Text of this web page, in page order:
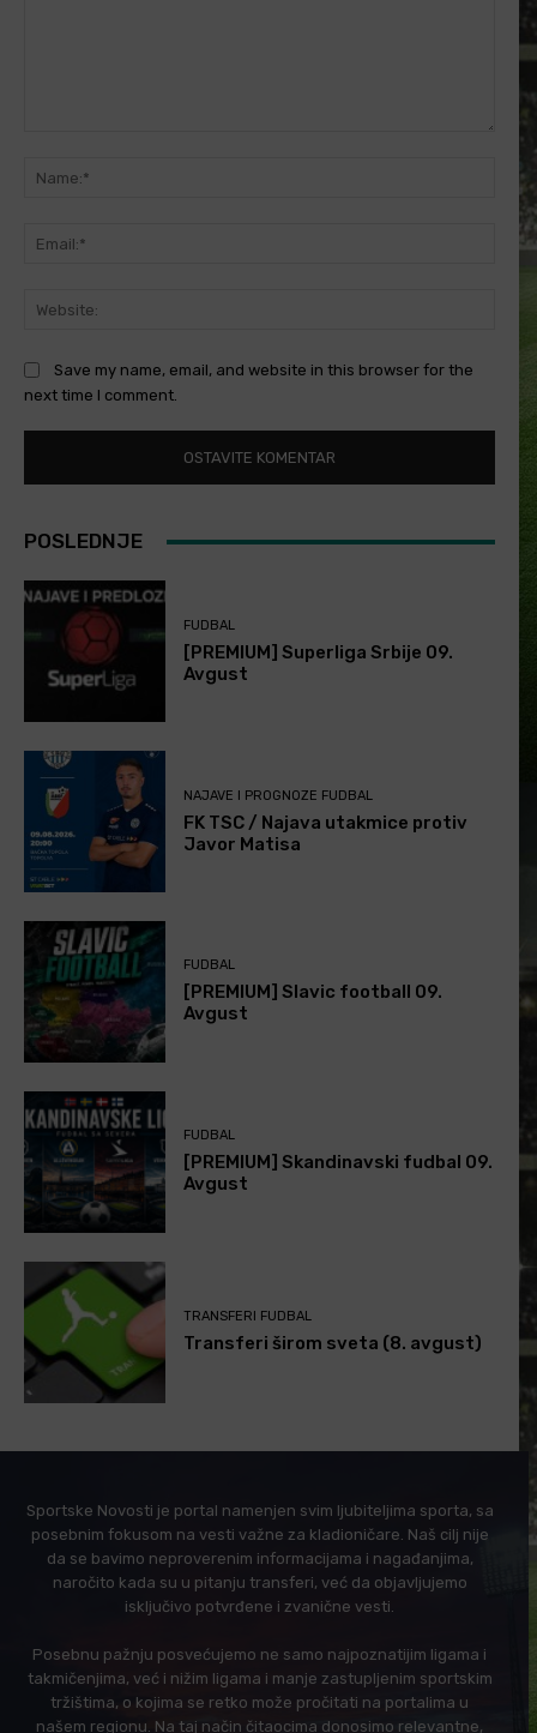
Save my name, email, and website in this browser for the
next time I comment.
POSLEDNJE
FUDBAL
[PREMIUM] Superliga Srbije 09.
Avgust
NAJAVE I PROGNOZE FUDBAL
FK TSC / Najava utakmice protiv
Javor Matisa
FUDBAL
[PREMIUM] Slavic football 09.
Avgust
FUDBAL
[PREMIUM] Skandinavski fudbal 09.
Avgust
TRANSFERI FUDBAL
Transferi širom sveta (8. avgust)
Sportske Novosti je portal namenjen svim ljubiteljima sporta, sa
posebnim fokusom na vesti važne za kladioničare. Naš cilj nije
da se bavimo neproverenim informacijama i nagađanjima,
naročito kada su u pitanju transferi, već da objavljujemo
isključivo potvrđene i zvanične vesti.
Posebnu pažnju posvećujemo ne samo najpoznatijim ligama i
takmičenjima, već i nižim ligama i manje zastupljenim sportskim
tržištima, o kojima se retko može pročitati na portalima u
našem regionu. Na taj način čitaocima donosimo relevantne,